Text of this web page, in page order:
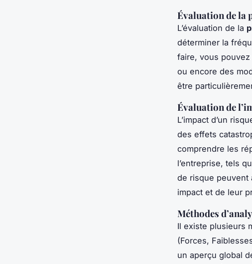
Évaluation de la
L’évaluation de la
déterminer la
faire, vous
ou encore des
être
Évaluation de
L’impact d’un
des effets
comprendre les
l’entreprise, tels
de risque peuvent
impact et de leur
Méthodes
Il existe plusieurs
(Forces,
un aperçu global